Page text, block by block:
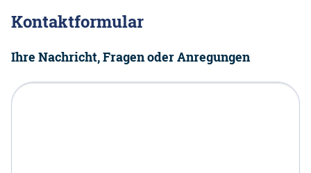
Kontaktformular
Ihre Nachricht, Fragen oder Anregungen